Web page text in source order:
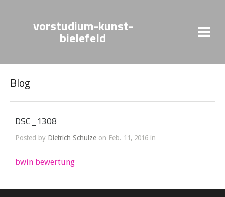
vorstudium-kunst-
bielefeld
Blog
DSC_1308
Posted by Dietrich Schulze on Feb. 11, 2016 in
bwin bewertung